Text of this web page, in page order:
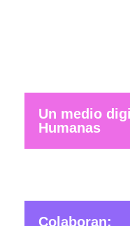
Un medio
Humanas
Colaboran: